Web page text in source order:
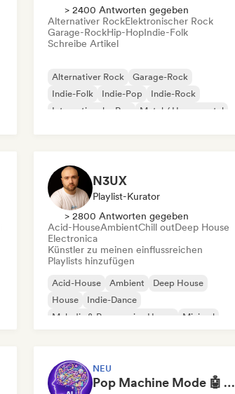
> 2400 Antworten gegeben
Alternativer RockElektronischer Rock
Garage-RockHip-HopIndie-Folk
Schreibe Artikel
Alternativer Rock
Garage-Rock
Indie-Folk
Indie-Pop
Indie-Rock
Internationaler Rap
Metal / Heavy metal
N3UX
Playlist-Kurator
> 2800 Antworten gegeben
Acid-HouseAmbientChill outDeep House
Electronica
Künstler zu meinen einflussreichen
Playlists hinzufügen
Acid-House Ambient
Deep House
House
Indie-Dance
Melodic & Progressive House
Minimal
NEU
Pop Machine Mode 🤖 AI Music, Indie Pop & Dream Pop